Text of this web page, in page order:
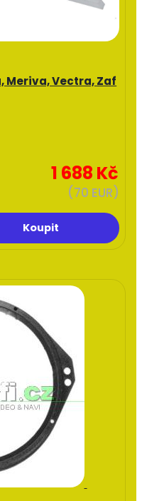
Meriva, Vectra, Zaf
1 688 Kč
(70 EUR)